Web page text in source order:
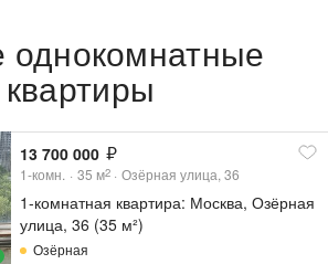
однокомнатные
квартиры
13 700 000
1-комн. 35 м2 Озёрная улица, 36
1-комнатная квартира: Москва, Озёрная
улица, 36 (35 м²)
Озёрная